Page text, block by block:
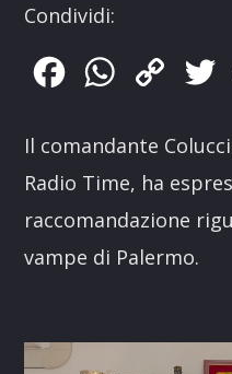
Condividi:
FacebookWhatsApp
Copy
Il comandante
Radio Time, ha
raccomandazione
vampe di Palermo.
Video